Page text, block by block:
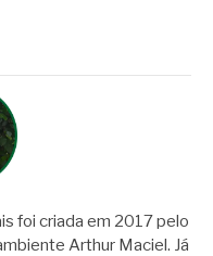
foi criada em 2017 pelo
Arthur Maciel. Já